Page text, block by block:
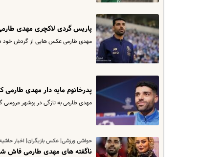
پاریس گردی لاکچری مهدی
مهدی طارمی عکس هایی از گردش خود
پدرخانوم مایه دار مهدی
مهدی طارمی به تازگی در بوشهر عروسی
حواشی ورزشی| عکس بازیگران| اخبار
ناگفته های مهدی طارمی فاش